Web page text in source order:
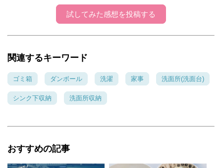
試してみた感想を投稿する
関連するキーワード
ゴミ箱 ダンボール 洗濯 家事 洗面所(洗面台)
シンク下収納 洗面所収納
おすすめの記事